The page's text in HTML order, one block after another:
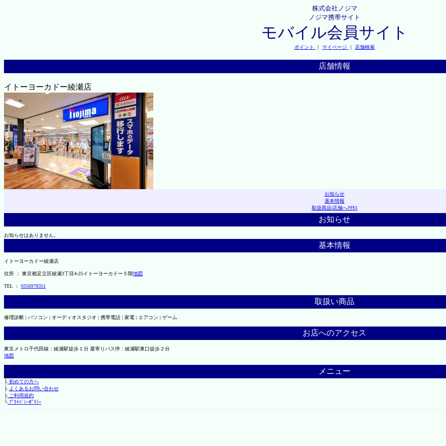
株式会社ノジマ
ノジマ携帯サイト
モバイル会員サイト
ポイント ｜ マイページ ｜ 店舗検索
店舗情報
イトーヨーカドー綾瀬店
お知らせ
基本情報
取扱商品|店舗へｱｸｾｽ
お知らせ
お知らせはありません。
基本情報
イトーヨーカドー綾瀬店
住所 ： 東京都足立区綾瀬3丁目4-25イトーヨーカドー５階地図
TEL ： 0356978351
取扱い商品
修理診断 | パソコン | オーディオスタジオ | 携帯電話 | 家電 | エアコン | ゲーム
お店へのアクセス
東京メトロ千代田線：綾瀬駅徒歩１分 最寄りバス停：綾瀬駅東口徒歩２分
地図
メニュー
├初めての方へ
├ よくあるお問い合わせ
├ご利用規約
└ﾌﾟﾗｲﾊﾞｼｰﾎﾟﾘｼｰ